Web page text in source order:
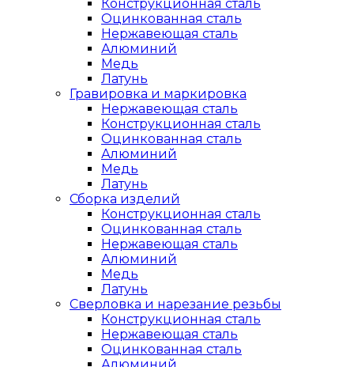
Конструкционная сталь
Оцинкованная сталь
Нержавеющая сталь
Алюминий
Медь
Латунь
Гравировка и маркировка
Нержавеющая сталь
Конструкционная сталь
Оцинкованная сталь
Алюминий
Медь
Латунь
Сборка изделий
Конструкционная сталь
Оцинкованная сталь
Нержавеющая сталь
Алюминий
Медь
Латунь
Сверловка и нарезание резьбы
Конструкционная сталь
Нержавеющая сталь
Оцинкованная сталь